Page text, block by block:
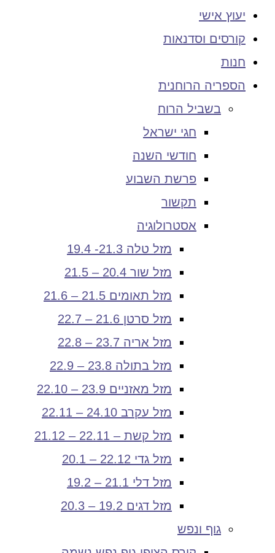
יעוץ אישי
קורסים וסדנאות
חנות
הספריה הרוחנית
בשביל הרוח
חגי ישראל
חודשי השנה
פרשת השבוע
תקשור
אסטרולוגיה
מזל טלה 21.3- 19.4
מזל שור 20.4 – 21.5
מזל תאומים 21.5 – 21.6
מזל סרטן 21.6 – 22.7
מזל אריה 23.7 – 22.8
מזל בתולה 23.8 – 22.9
מזל מאזניים 23.9 – 22.10
מזל עקרב 24.10 – 22.11
מזל קשת – 22.11 – 21.12
מזל גדי 22.12 – 20.1
מזל דלי 21.1 – 19.2
מזל דגים 19.2 – 20.3
גוף ונפש